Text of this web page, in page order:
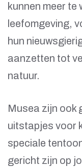
kunnen meer te
leefomgeving,
hun
aanzetten tot
natuur.
Musea zijn ook
uitstapjes voor
speciale
gericht zijn op